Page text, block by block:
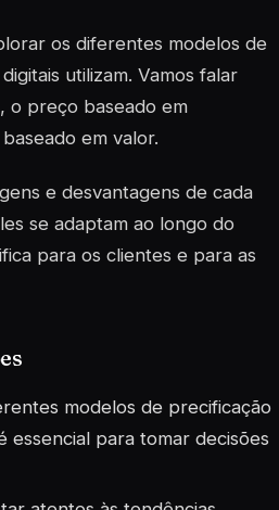
os diferentes modelos de
utilizam. Vamos falar
o preço baseado em
em valor.
e desvantagens de cada
se adaptam ao longo do
para os clientes e para as
modelos de precificação
essencial para tomar decisões